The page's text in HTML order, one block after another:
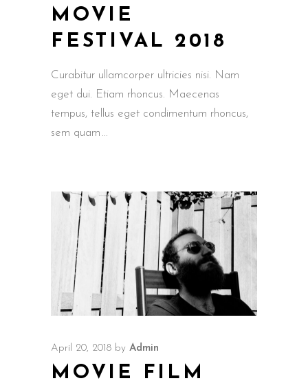
MOVIE
FESTIVAL 2018
Curabitur ullamcorper ultricies nisi. Nam
eget dui. Etiam rhoncus. Maecenas
tempus, tellus eget condimentum rhoncus,
sem quam
April 20, 2018 by Admin
MOVIE FILM